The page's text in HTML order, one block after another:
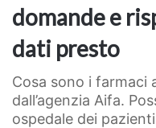
domande e
dati presto
Cosa sono i farmaci
dall’agenzia Aifa.
ospedale dei